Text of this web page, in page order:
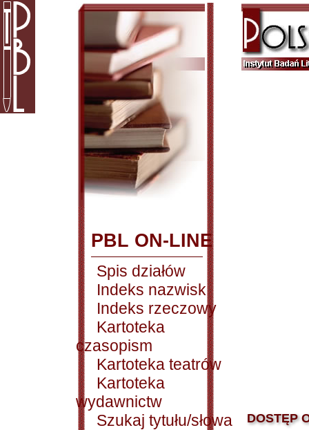
PBL ON-LINE
Spis działów
Indeks nazwisk
Indeks rzeczowy
Kartoteka
czasopism
Kartoteka teatrów
Kartoteka
wydawnictw
Szukaj tytułu/słowa
DOSTĘP